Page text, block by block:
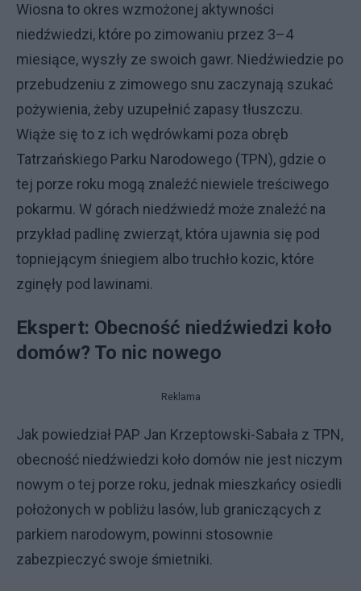
Wiosna to okres wzmożonej aktywności
niedźwiedzi, które po zimowaniu przez 3–4
miesiące, wyszły ze swoich gawr. Niedźwiedzie po
przebudzeniu z zimowego snu zaczynają szukać
pożywienia, żeby uzupełnić zapasy tłuszczu.
Wiąże się to z ich wędrówkami poza obręb
Tatrzańskiego Parku Narodowego (TPN), gdzie o
tej porze roku mogą znaleźć niewiele treściwego
pokarmu. W górach niedźwiedź może znaleźć na
przykład padlinę zwierząt, która ujawnia się pod
topniejącym śniegiem albo truchło kozic, które
zginęły pod lawinami.
Ekspert: Obecność niedźwiedzi koło
domów? To nic nowego
Reklama
Jak powiedział PAP Jan Krzeptowski-Sabała z TPN,
obecność niedźwiedzi koło domów nie jest niczym
nowym o tej porze roku, jednak mieszkańcy osiedli
położonych w pobliżu lasów, lub graniczących z
parkiem narodowym, powinni stosownie
zabezpieczyć swoje śmietniki.